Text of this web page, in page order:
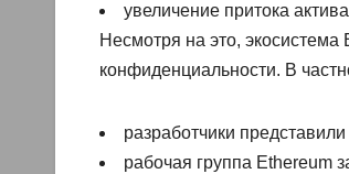
увеличение притока
Несмотря на это, экосистема
конфиденциальности. В
разработчики
рабочая группа Ethereum